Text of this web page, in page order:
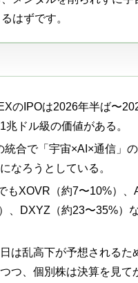
はずです。
のIPOは2026年半ば〜
兆ドル級の価値がある。
統合で「宇宙×AI×通信」
なろうとしている。
もXOVR（約7〜10%）
、DXYZ（約23〜35%）
日は乱高下が予想されるた
つ、個別株は決算を見て